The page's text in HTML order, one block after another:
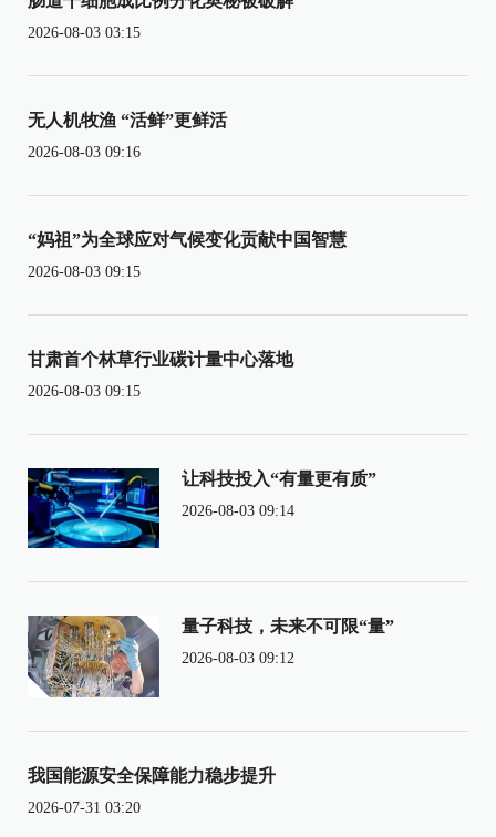
2026-08-03 03:15
无人机牧渔 “活鲜”更鲜活
2026-08-03 09:16
“妈祖”为全球应对气候变化贡献中国智慧
2026-08-03 09:15
甘肃首个林草行业碳计量中心落地
2026-08-03 09:15
让科技投入“有量更有质”
2026-08-03 09:14
量子科技，未来不可限“量”
2026-08-03 09:12
我国能源安全保障能力稳步提升
2026-07-31 03:20